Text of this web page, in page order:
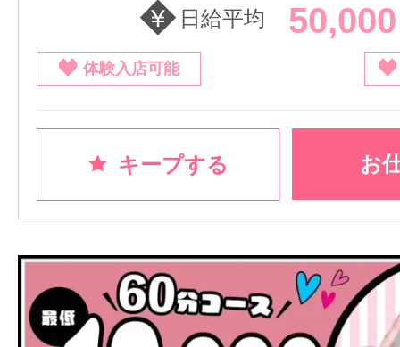
日給平均
体験入店可能
キープする お